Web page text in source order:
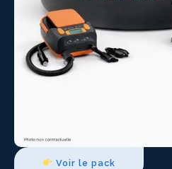
Voir le pack